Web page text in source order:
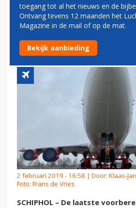
VOORBEREIDINGEN
VERHUIZING
BOEING 747 IN
2 februari 2019 - 16:58 | Door: Klaas-
Foto: Frans de Vries
SCHIPHOL – De laatste
toegang tot al het nieuws en de
Ontvang tevens 12 maanden het
Magazine in de mail of op de mat.
Bekijk aanbieding